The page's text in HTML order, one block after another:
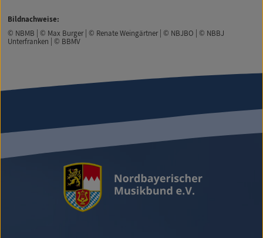
Bildnachweise:
© NBMB | © Max Burger | © Renate Weingärtner | © NBJBO | © NBBJ
Unterfranken | © BBMV